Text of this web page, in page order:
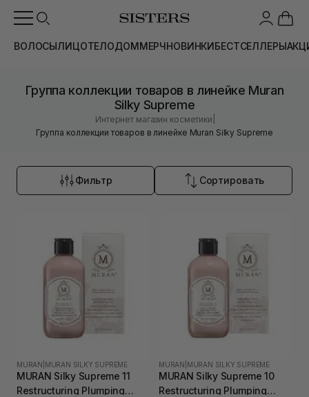
ВОЛОСЫЛИЦОТЕЛОДОММЕРЧНОВИНКИБЕСТСЕЛЛЕРЫ
Группа коллекции товаров в линейке Muran
Silky Supreme
Интернет магазин косметики
Группа коллекции товаров в линейке Muran Silky Supreme
Фильтр Сортировать
MURAN MURAN SILKY SUPREME
MURAN Silky Supreme 11
Restructuring Plumping
MURAN MURAN SILKY SUPREME
MURAN Silky Supreme 10
Restructuring Plumping